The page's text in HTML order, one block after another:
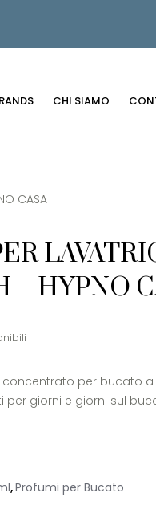
CHI SIAMO
CASA
– HYPNO
per bucato
per giorni e giorni sul
,Profumi per Bucato